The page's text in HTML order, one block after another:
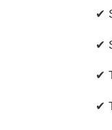
✔
✔
✔
✔